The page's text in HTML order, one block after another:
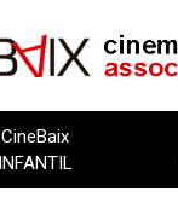
CineBaix
INFANTIL